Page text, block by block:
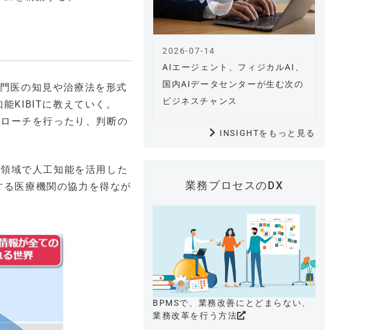
医の知見や治療法を形式
KIBITに教えていく。
ーチを行ったり、判断の
域で人工知能を活用した
医療機関の協力を得なが
AIエージェント、フィジカルAI、
国内AIデータセンターが生む次の
ビジネスチャンス
2026-07-14
INSIGHTをもっと見る
業務プロセスのDX
BPMSで、業務改善にとどまらない、
業務改革を行う方法